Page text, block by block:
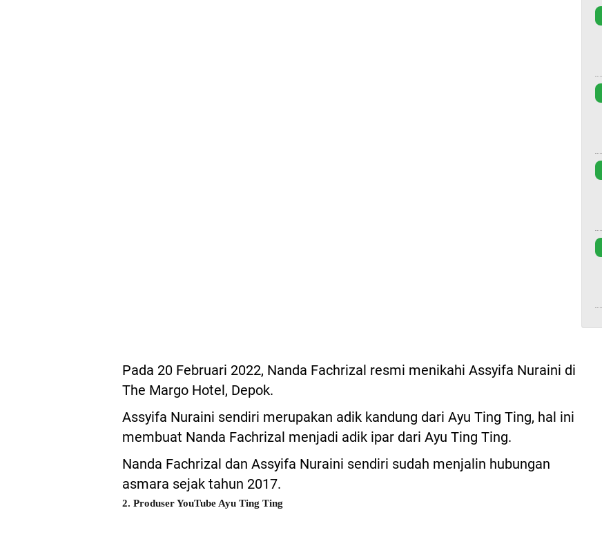
Pada 20 Februari 2022, Nanda Fachrizal resmi menikahi Assyifa Nuraini di
The Margo Hotel, Depok.
Assyifa Nuraini sendiri merupakan adik kandung dari Ayu Ting Ting, hal ini
membuat Nanda Fachrizal menjadi adik ipar dari Ayu Ting Ting.
Nanda Fachrizal dan Assyifa Nuraini sendiri sudah menjalin hubungan
asmara sejak tahun 2017.
2. Produser YouTube Ayu Ting Ting